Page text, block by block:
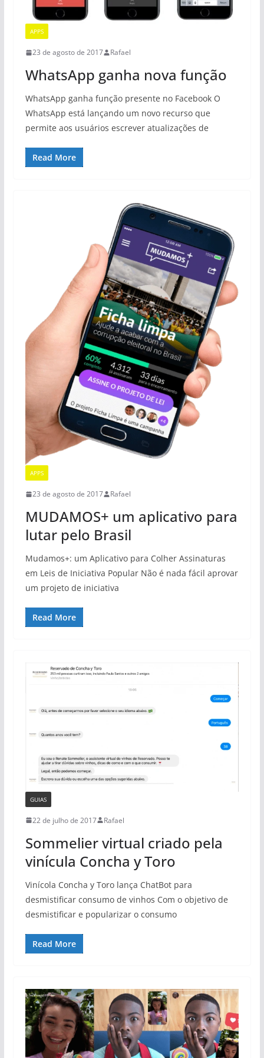
APPS
23 de agosto de 2017 Rafael
WhatsApp ganha nova função
WhatsApp ganha função presente no Facebook O
WhatsApp está lançando um novo recurso que
permite aos usuários escrever atualizações de
Read More
APPS
23 de agosto de 2017 Rafael
MUDAMOS+ um aplicativo para
lutar pelo Brasil
Mudamos+: um Aplicativo para Colher Assinaturas
em Leis de Iniciativa Popular Não é nada fácil aprovar
um projeto de iniciativa
Read More
GUIAS
22 de julho de 2017 Rafael
Sommelier virtual criado pela
vinícula Concha y Toro
Vinícola Concha y Toro lança ChatBot para
desmistificar consumo de vinhos Com o objetivo de
desmistificar e popularizar o consumo
Read More